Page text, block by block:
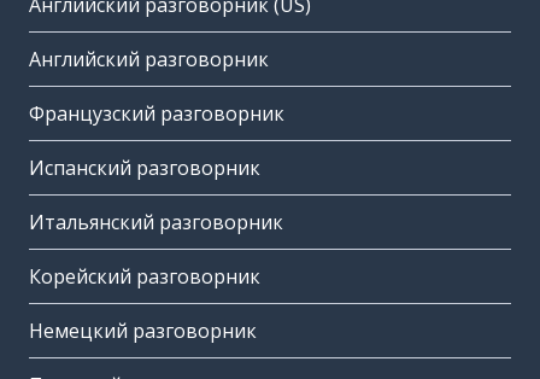
Английский разговорник
Французский разговорник
Испанский разговорник
Итальянский разговорник
Корейский разговорник
Немецкий разговорник